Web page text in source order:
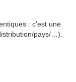
: c’est une
pays/…).